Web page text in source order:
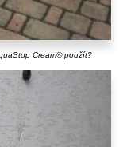
Cream® použít?